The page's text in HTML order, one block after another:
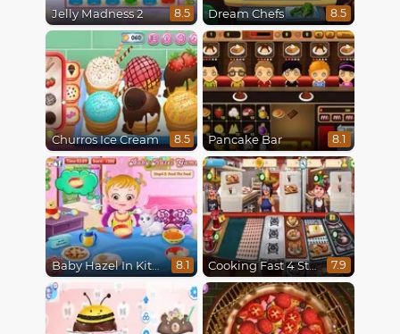
Jelly Madness 2 8.5 Dream Chefs 8.5
Churros Ice Cream 8.5 Pancake Bar 8.1
Baby Hazel In Kitchen 8.1 Cooking Fast 4 Steak 7.9